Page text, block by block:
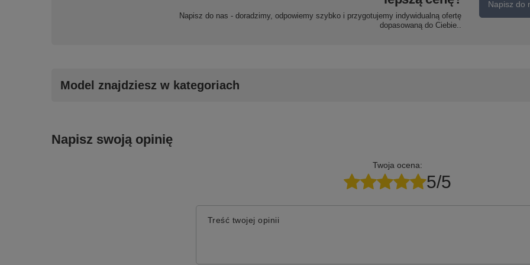
Napisz do nas - doradzimy, odpowiemy szybko i przygotujemy indywidualną ofertę
dopasowaną do Ciebie..
Napisz do
Model znajdziesz w kategoriach
Napisz swoją opinię
Twoja ocena:
5/5
Treść twojej opinii